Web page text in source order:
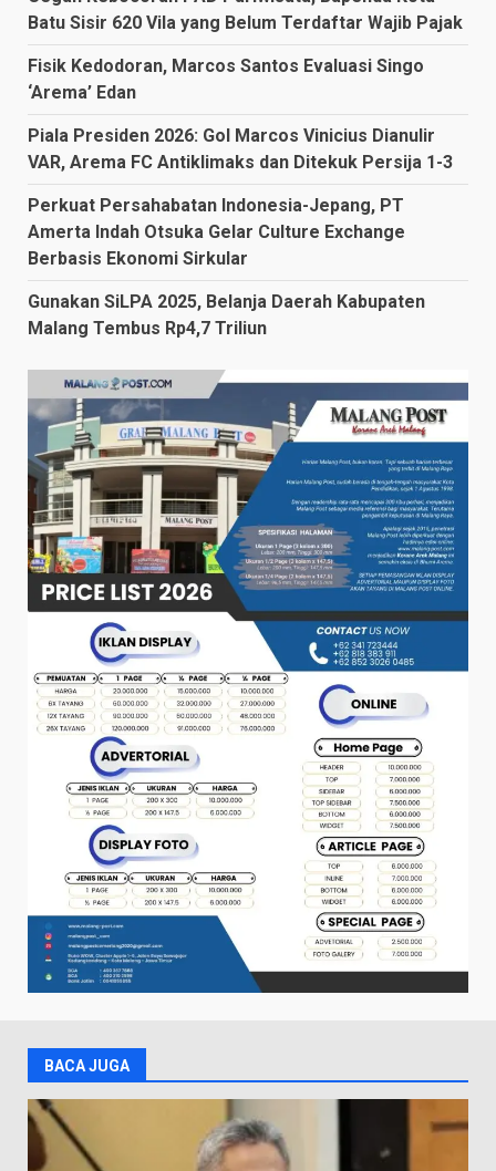
Batu Sisir 620 Vila yang Belum Terdaftar Wajib Pajak
Fisik Kedodoran, Marcos Santos Evaluasi Singo
‘Arema’ Edan
Piala Presiden 2026: Gol Marcos Vinicius Dianulir
VAR, Arema FC Antiklimaks dan Ditekuk Persija 1-3
Perkuat Persahabatan Indonesia-Jepang, PT
Amerta Indah Otsuka Gelar Culture Exchange
Berbasis Ekonomi Sirkular
Gunakan SiLPA 2025, Belanja Daerah Kabupaten
Malang Tembus Rp4,7 Triliun
BACA JUGA